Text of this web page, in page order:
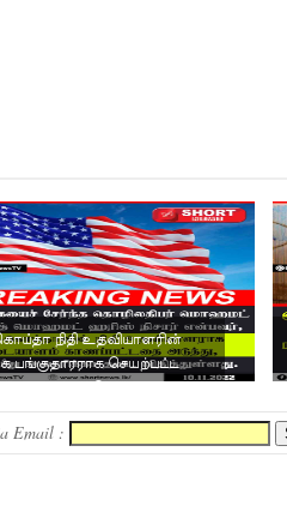
நிதி உதவியாளரின்
பங்குதாரராக செயற்பட்ட
Email :